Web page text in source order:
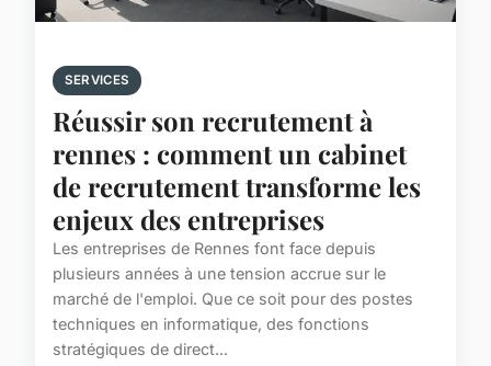
SERVICES
Réussir son recrutement à
rennes : comment un cabinet
de recrutement transforme les
enjeux des entreprises
Les entreprises de Rennes font face depuis
plusieurs années à une tension accrue sur le
marché de l'emploi. Que ce soit pour des postes
techniques en informatique, des fonctions
stratégiques de direct...